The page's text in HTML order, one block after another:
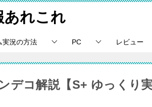
あれこれ
実況の方法 PC レビュー
デコ解説【S+ ゆっくり実